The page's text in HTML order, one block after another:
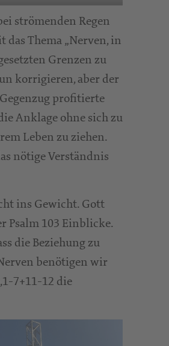
strömenden Regen
Thema „Nerven, in
Grenzen zu
korrigieren, aber der
profitierte
Anklage ohne sich zu
Leben zu ziehen.
nötige Verständnis
ins Gewicht. Gott
Psalm 103 Einblicke.
die Beziehung zu
benötigen wir
7+11-12 die